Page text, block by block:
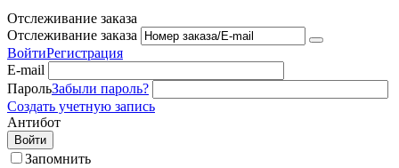
Отслеживание заказа
Отслеживание заказа
ВойтиРегистрация
E-mail
ПарольЗабыли пароль?
Создать учетную запись
Антибот
Войти
Запомнить